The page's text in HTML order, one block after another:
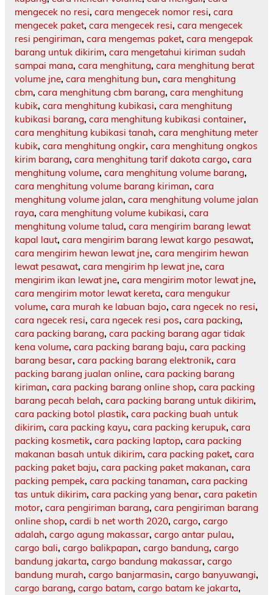
mengecek no resi, cara mengecek nomor resi, cara
mengecek paket, cara mengecek resi, cara mengecek
resi pengiriman, cara mengemas paket, cara mengepak
barang untuk dikirim, cara mengetahui kiriman sudah
sampai mana, cara menghitung, cara menghitung berat
volume jne, cara menghitung bun, cara menghitung
cbm, cara menghitung cbm barang, cara menghitung
kubik, cara menghitung kubikasi, cara menghitung
kubikasi barang, cara menghitung kubikasi container,
cara menghitung kubikasi tanah, cara menghitung meter
kubik, cara menghitung ongkir, cara menghitung ongkos
kirim barang, cara menghitung tarif dakota cargo, cara
menghitung volume, cara menghitung volume barang,
cara menghitung volume barang kiriman, cara
menghitung volume jalan, cara menghitung volume jalan
raya, cara menghitung volume kubikasi, cara
menghitung volume talud, cara mengirim barang lewat
kapal laut, cara mengirim barang lewat kargo pesawat,
cara mengirim hewan lewat jne, cara mengirim hewan
lewat pesawat, cara mengirim hp lewat jne, cara
mengirim ikan lewat jne, cara mengirim motor lewat jne,
cara mengirim motor lewat kereta, cara mengukur
volume, cara murah ke labuan bajo, cara ngecek no resi,
cara ngecek resi, cara ngecek resi pos, cara packing,
cara packing barang, cara packing barang agar tidak
kena volume, cara packing barang baju, cara packing
barang besar, cara packing barang elektronik, cara
packing barang jualan online, cara packing barang
kiriman, cara packing barang online shop, cara packing
barang pecah belah, cara packing barang untuk dikirim,
cara packing botol plastik, cara packing buah untuk
dikirim, cara packing kayu, cara packing kerupuk, cara
packing kosmetik, cara packing laptop, cara packing
makanan basah untuk dikirim, cara packing paket, cara
packing paket baju, cara packing paket makanan, cara
packing pempek, cara packing tanaman, cara packing
tas untuk dikirim, cara packing yang benar, cara paketin
motor, cara pengiriman barang, cara pengiriman barang
online shop, cardi b net worth 2020, cargo, cargo
adalah, cargo agung makassar, cargo antar pulau,
cargo bali, cargo balikpapan, cargo bandung, cargo
bandung jakarta, cargo bandung makassar, cargo
bandung murah, cargo banjarmasin, cargo banyuwangi,
cargo barang, cargo batam, cargo batam ke jakarta,